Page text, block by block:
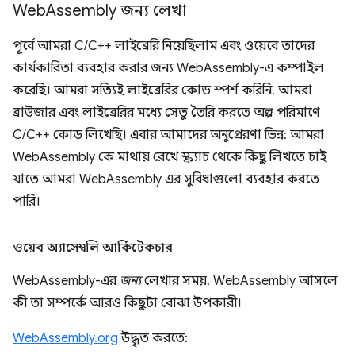
WebAssembly জন্য লেখা
পূর্বে আমরা C/C++ লাইব্রেরি নিয়েছিলাম এবং ওয়েবে তাদের
কার্যকারিতা ব্যবহার করার জন্য WebAssembly-এ কম্পাইল
করেছি। আমরা সত্যিই লাইব্রেরির কোড স্পর্শ করিনি, আমরা
ব্রাউজার এবং লাইব্রেরির মধ্যে সেতু তৈরি করতে অল্প পরিমাণে
C/C++ কোড লিখেছি। এবার আমাদের অনুপ্রেরণা ভিন্ন: আমরা
WebAssembly কে মাথায় রেখে স্ক্র্যাচ থেকে কিছু লিখতে চাই
যাতে আমরা WebAssembly এর সুবিধাগুলো ব্যবহার করতে
পারি।
ওয়েব অ্যাসেম্বলি আর্কিটেকচার
WebAssembly-এর জন্যলেখার সময়, WebAssembly আসলে
কী তা সম্পর্কে আরও কিছুটা বোঝা উপকারী।
WebAssembly.org উদ্ধৃত করতে: